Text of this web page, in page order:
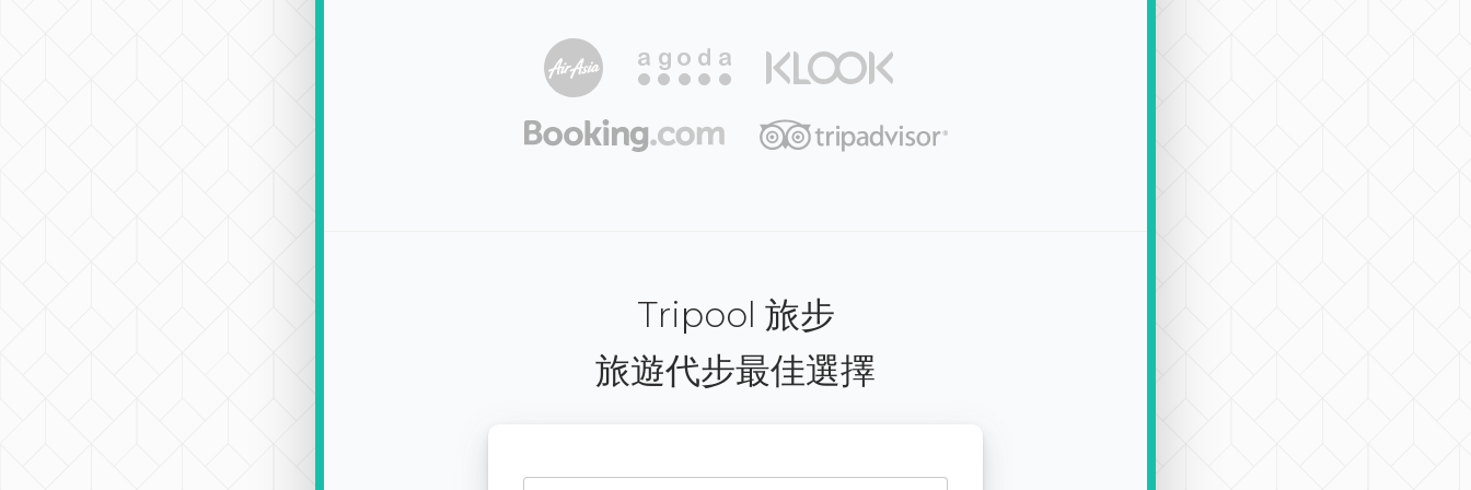
Tripool 旅步
旅遊代步最佳選擇